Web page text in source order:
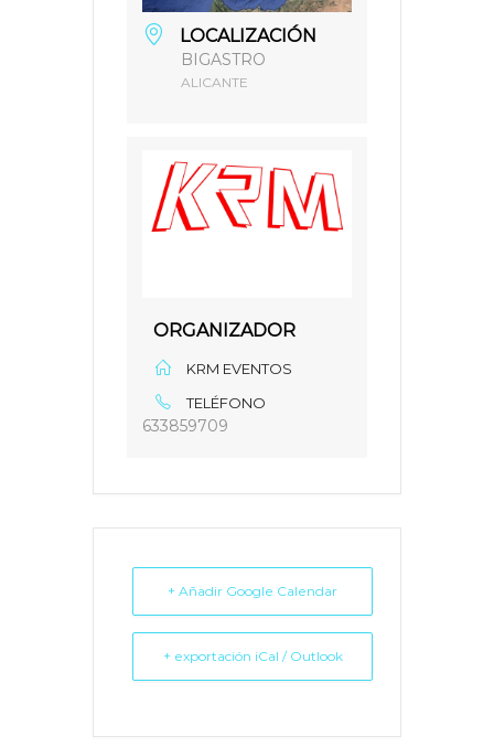
LOCALIZACIÓN
BIGASTRO
ALICANTE
ORGANIZADOR
KRM EVENTOS
TELÉFONO
633859709
+ Añadir Google Calendar
+ exportación iCal / Outlook